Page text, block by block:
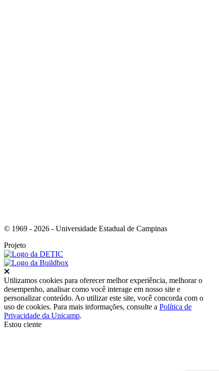
© 1969 - 2026 - Universidade Estadual de Campinas
Projeto
Utilizamos cookies para oferecer melhor experiência, melhorar o
desempenho, analisar como você interage em nosso site e
personalizar conteúdo. Ao utilizar este site, você concorda com o
uso de cookies. Para mais informações, consulte a Política de
Privacidade da Unicamp.
Estou ciente